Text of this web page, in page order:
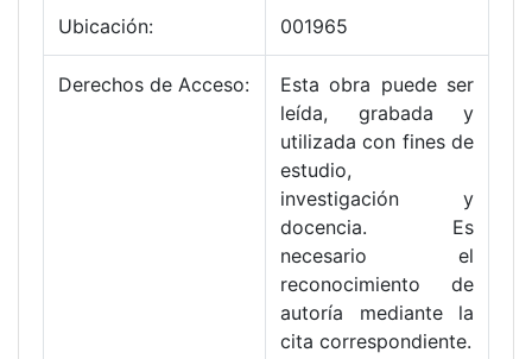
Ubicación: 001965
Derechos de Acceso:
Esta obra puede ser
leída, grabada y
utilizada con fines de
estudio,
investigación y
docencia. Es
necesario el
reconocimiento de
autoría mediante la
cita correspondiente.